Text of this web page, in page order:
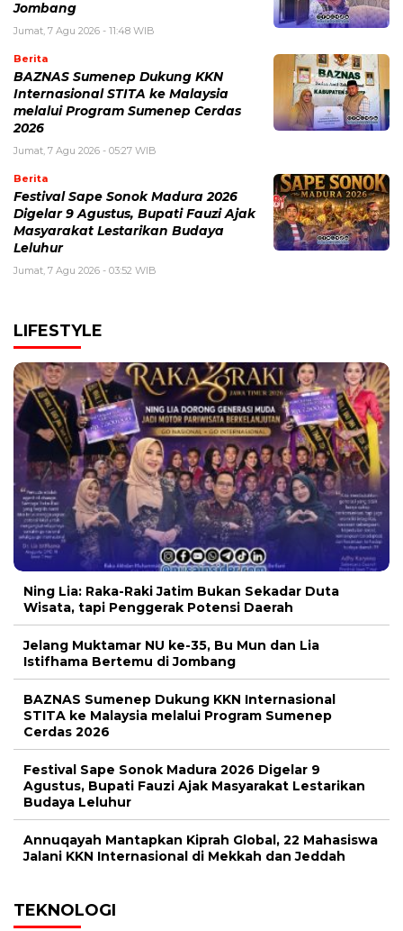
Jombang
Jumat, 7 Agu 2026 - 11:48 WIB
Berita
BAZNAS Sumenep Dukung KKN
Internasional STITA ke Malaysia
melalui Program Sumenep Cerdas
2026
Jumat, 7 Agu 2026 - 05:27 WIB
Berita
Festival Sape Sonok Madura 2026
Digelar 9 Agustus, Bupati Fauzi Ajak
Masyarakat Lestarikan Budaya
Leluhur
Jumat, 7 Agu 2026 - 03:52 WIB
LIFESTYLE
Ning Lia: Raka-Raki Jatim Bukan Sekadar Duta
Wisata, tapi Penggerak Potensi Daerah
Jelang Muktamar NU ke-35, Bu Mun dan Lia
Istifhama Bertemu di Jombang
BAZNAS Sumenep Dukung KKN Internasional
STITA ke Malaysia melalui Program Sumenep
Cerdas 2026
Festival Sape Sonok Madura 2026 Digelar 9
Agustus, Bupati Fauzi Ajak Masyarakat Lestarikan
Budaya Leluhur
Annuqayah Mantapkan Kiprah Global, 22 Mahasiswa
Jalani KKN Internasional di Mekkah dan Jeddah
TEKNOLOGI